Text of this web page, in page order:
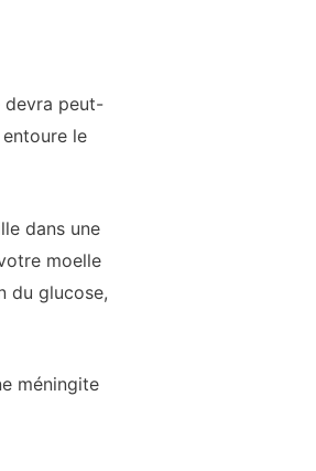
devra peut-
le
dans une
moelle
du glucose,
méningite